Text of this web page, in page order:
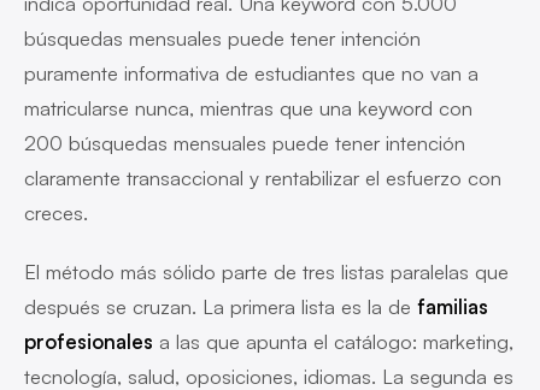
búsquedas mensuales puede tener intención
puramente informativa de estudiantes que no van a
matricularse nunca, mientras que una keyword con
200 búsquedas mensuales puede tener intención
claramente transaccional y rentabilizar el esfuerzo con
creces.
El método más sólido parte de tres listas paralelas que
después se cruzan. La primera lista es la de familias
profesionales a las que apunta el catálogo: marketing,
tecnología, salud, oposiciones, idiomas. La segunda es